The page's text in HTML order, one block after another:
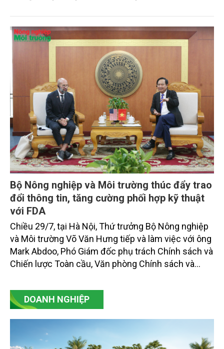
trọng. Tạp chí Nông nghiệp và Môi trường trân trọng
giới thiệu toàn văn bài phát biểu của đồng chí Tổng
Bí thư, Chủ tịch nước.
Bộ Nông nghiệp và Môi trường thúc đẩy trao
đổi thông tin, tăng cường phối hợp kỹ thuật
với FDA
Chiều 29/7, tại Hà Nội, Thứ trưởng Bộ Nông nghiệp
và Môi trường Võ Văn Hưng tiếp và làm việc với ông
Mark Abdoo, Phó Giám đốc phụ trách Chính sách và
Chiến lược Toàn cầu, Văn phòng Chính sách và
và Dược phẩm Hoa Kỳ (FDA).
DOANH NGHIỆP